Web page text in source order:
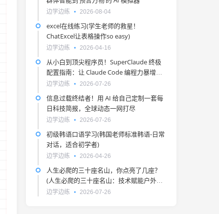
边学边练 2026-08-04
excel在线练习(学生老师的救星！
ChatExcel让表格操作so easy)
边学边练 2026-04-16
从小白到顶尖程序员！SuperClaude 终极
配置指南：让 Claude Code 编程力暴增
300% 的极客神技！
边学边练 2026-07-26
信息过载终结者！用 AI 给自己定制一套每
日科技简报，全球动态一网打尽
边学边练 2026-07-26
初级韩语口语学习(韩国老师标准韩语-日常
对话，适合初学者)
边学边练 2026-04-26
人生必爬的三十座名山，你点亮了几座？
(人生必爬的三十座名山：技术赋能户外探
险之旅)
边学边练 2026-07-26